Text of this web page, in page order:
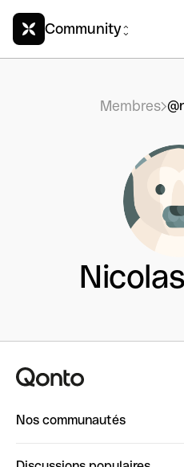
Community
Membres
Nos communautés